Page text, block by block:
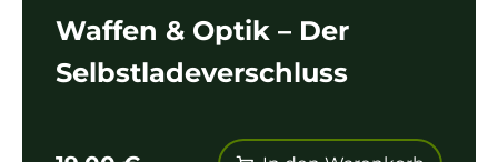
Waffen & Optik – Der
Selbstladeverschluss